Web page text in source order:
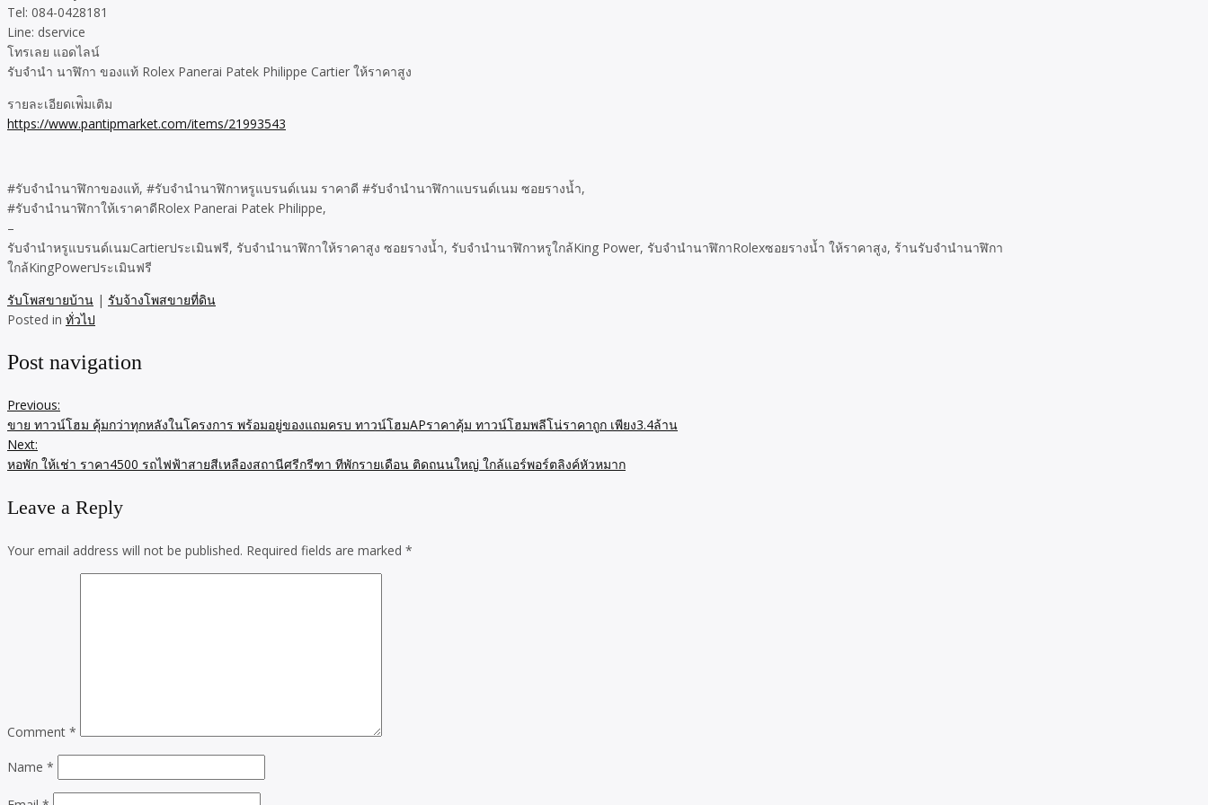
Tel: 084-0428181
Line: dservice
โทรเลย แอดไลน์
รับจำนำ นาฬิกา ของแท้ Rolex Panerai Patek Philippe Cartier ให้ราคาสูง
รายละเอียดเพ่ิมเติม
https://www.pantipmarket.com/items/21993543
#รับจำนำนาฬิกาของแท้, #รับจำนำนาฬิกาหรูแบรนด์เนม ราคาดี #รับจำนำนาฬิกาแบรนด์เนม ซอยรางน้ำ,
#รับจำนำนาฬิกาให้เราคาดีRolex Panerai Patek Philippe,
–
รับจำนำหรูแบรนด์เนมCartierประเมินฟรี, รับจำนำนาฬิกาให้ราคาสูง ซอยรางน้ำ, รับจำนำนาฬิกาหรูใกล้King Power, รับจำนำนาฬิกาRolexซอยรางน้ำ ให้ราคาสูง, ร้านรับจำนำนาฬิกา
ใกล้KingPowerประเมินฟรี
รับโพสขายบ้าน | รับจ้างโพสขายที่ดิน
Posted in ทั่วไป
Post navigation
Previous:
ขาย ทาวน์โฮม คุ้มกว่าทุกหลังในโครงการ พร้อมอยู่ของแถมครบ ทาวน์โฮมAPราคาคุ้ม ทาวน์โฮมพลีโน่ราคาถูก เพียง3.4ล้าน
Next:
หอพัก ให้เช่า ราคา4500 รถไฟฟ้าสายสีเหลืองสถานีศรีกรีฑา ทีพักรายเดือน ติดถนนใหญ่ ใกล้แอร์พอร์ตลิงค์หัวหมาก
Leave a Reply
Your email address will not be published. Required fields are marked *
Comment *
Name *